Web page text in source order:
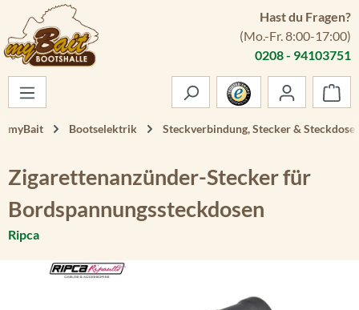
Zum Hauptinhalt springen
Hast du Fragen?
(Mo.-Fr. 8:00-17:00)
0208 - 94103751
myBait Bootselektrik Steckverbindung, Stecker & Steckdose
Zigarettenanzünder-Stecker für
Bordspannungssteckdosen
Ripca
Bildergalerie überspringen